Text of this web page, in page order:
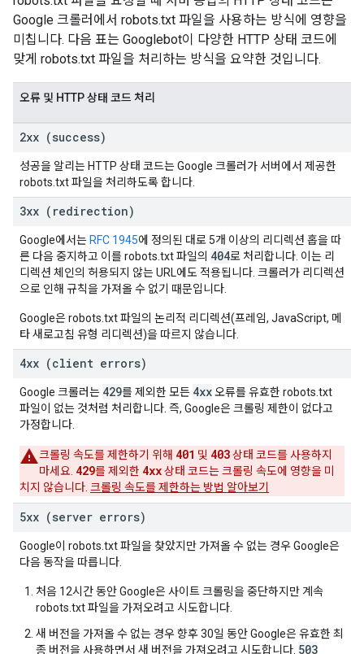
Google 크롤러에서 robots.txt 파일을 사용하는 방식에 영향을
미칩니다. 다음 표는 Googlebot이 다양한 HTTP 상태 코드에
맞게 robots.txt 파일을 처리하는 방식을 요약한 것입니다.
오류 및 HTTP 상태 코드 처리
2xx (success)
성공을 알리는 HTTP 상태 코드는 Google 크롤러가 서버에서 제공한
robots.txt 파일을 처리하도록 합니다.
3xx (redirection)
Google에서는 RFC 1945에 정의된 대로 5개 이상의 리디렉션 홉을 따
른 다음 중지하고 이를 robots.txt 파일의 404로 처리합니다. 이는 리
디렉션 체인의 허용되지 않는 URL에도 적용됩니다. 크롤러가 리디렉션
으로 인해 규칙을 가져올 수 없기 때문입니다.
Google은 robots.txt 파일의 논리적 리디렉션(프레임, JavaScript, 메
타 새로고침 유형 리디렉션)을 따르지 않습니다.
4xx (client errors)
Google 크롤러는 429를 제외한 모든 4xx오류를 유효한 robots.txt
파일이 없는 것처럼 처리합니다. 즉, Google은 크롤링 제한이 없다고
가정합니다.
크롤링 속도를 제한하기 위해 401 및 403상태 코드를 사용하지
마세요. 429를 제외한 4xx상태 코드는 크롤링 속도에 영향을 미
치지 않습니다. 크롤링 속도를 제한하는 방법 알아보기
5xx (server errors)
Google이 robots.txt 파일을 찾았지만 가져올 수 없는 경우 Google은
다음 동작을 따릅니다.
처음 12시간 동안 Google은 사이트 크롤링을 중단하지만 계속
robots.txt 파일을 가져오려고 시도합니다.
새 버전을 가져올 수 없는 경우 향후 30일 동안 Google은 유효한 최
종 버전을 사용하면서 새 버전을 가져오려고 시도합니다. 503